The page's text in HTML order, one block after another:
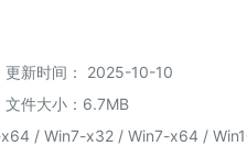
更新时间： 2025-10-10
文件大小：6.7MB
/ Win7-x32 / Win7-x64 /